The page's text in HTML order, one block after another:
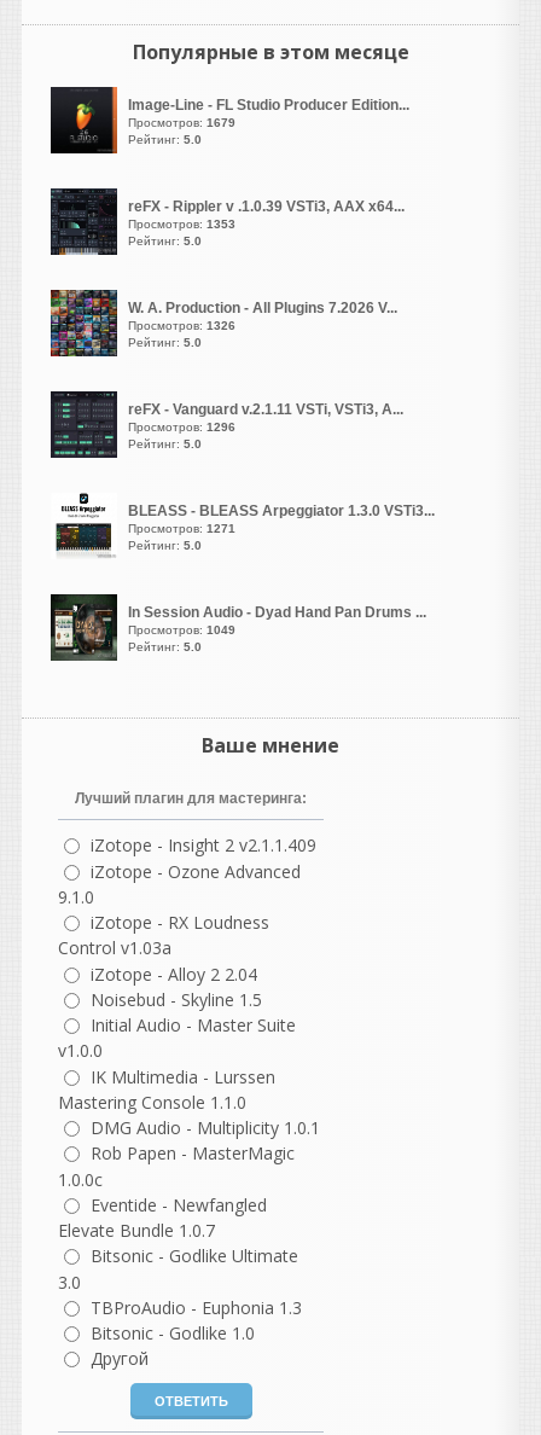
специальном юбилейном
издании, посвященном 20-
летию.
vangog171
написал 06.08.2026 в
меня-Microsoft Visual C++
(2005–2022, x86 и x64)
И- DirectX End-User
Но такой баг впервые у
меня с кейгеном... Давно
как то в старой 10 еще все
активировалась. Даже
сейчас из списка там
в свойствах не помогает..
Странно..
vangog171
Странно что кейген
перестал запускаться
нажимаешь.. Чудеса прям
какие то
guter
написал 06.08.2026 в22:37
не согласна с этим
комментарием, но
понимаю, откуда он взялся.
В нем есть доля
ностальгии, но как
описание реальности он
сильно идеализирован.
Разберем по частям.
«Как же было спокойно до
появления компа...»
На самом деле не совсем.
Да, компьютеров не было,
магнитофоны требовали
постоянной калибровки;
нужно было выставлять ток
подмагничивания (bias);
чистить и размагничивать
головки;
Популярные в этом месяце
Image-Line - FL Studio Producer Edition...
Просмотров: 1679
Рейтинг: 5.0
reFX - Rippler v .1.0.39 VSTi3, AAX x64...
Просмотров: 1353
Рейтинг: 5.0
W. A. Production - All Plugins 7.2026 V...
Просмотров: 1326
Рейтинг: 5.0
reFX - Vanguard v.2.1.11 VSTi, VSTi3, A...
Просмотров: 1296
Рейтинг: 5.0
BLEASS - BLEASS Arpeggiator 1.3.0 VSTi3...
Просмотров: 1271
Рейтинг: 5.0
In Session Audio - Dyad Hand Pan Drums ...
Просмотров: 1049
Рейтинг: 5.0
Ваше мнение
Лучший плагин для мастеринга:
iZotope - Insight 2 v2.1.1.409
iZotope - Ozone Advanced
9.1.0
iZotope - RX Loudness
Control v1.03a
iZotope - Alloy 2 2.04
Noisebud - Skyline 1.5
Initial Audio - Master Suite
v1.0.0
IK Multimedia - Lurssen
Mastering Console 1.1.0
DMG Audio - Multiplicity 1.0.1
Rob Papen - MasterMagic
1.0.0c
Eventide - Newfangled
Elevate Bundle 1.0.7
Bitsonic - Godlike Ultimate
3.0
TBProAudio - Euphonia 1.3
Bitsonic - Godlike 1.0
Другой